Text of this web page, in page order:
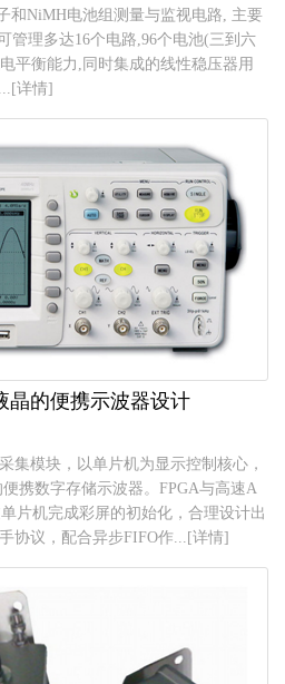
和NiMH电池组测量与监视电路, 主要
管理多达16个电路,96个电池(三到六
平衡能力,同时集成的线性稳压器用
详情]
晶的便携示波器设计
集模块，以单片机为显示控制核心，
携数字存储示波器。FPGA与高速A
片机完成彩屏的初始化，合理设计出
协议，配合异步FIFO作...[详情]